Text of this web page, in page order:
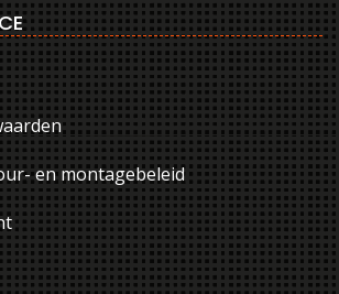
en montagebeleid